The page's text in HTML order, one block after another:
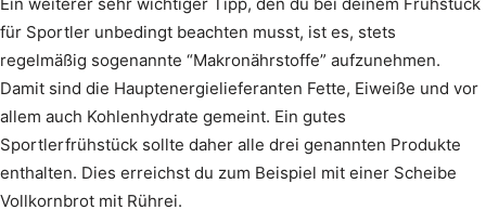
für Sportler unbedingt beachten musst, ist es, stets
regelmäßig sogenannte “Makronährstoffe” aufzunehmen.
Damit sind die Hauptenergielieferanten Fette, Eiweiße und vor
allem auch Kohlenhydrate gemeint. Ein gutes
Sportlerfrühstück sollte daher alle drei genannten Produkte
enthalten. Dies erreichst du zum Beispiel mit einer Scheibe
Vollkornbrot mit Rührei.